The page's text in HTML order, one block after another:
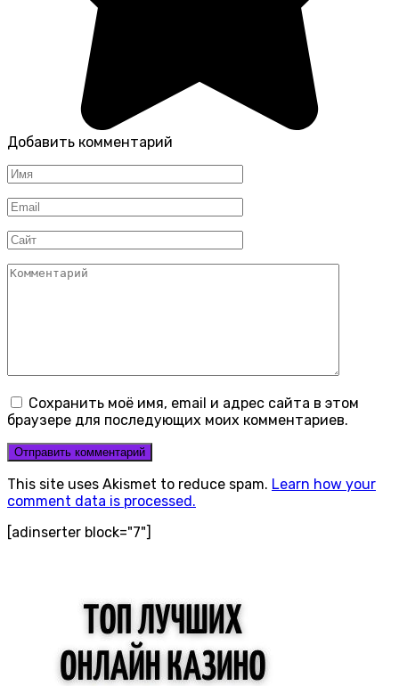
Добавить комментарий
Имя
*
Email
*
Сайт
Комментарий
Сохранить моё имя, email и адрес сайта в этом
браузере для последующих моих комментариев.
This site uses Akismet to reduce spam. Learn how your
comment data is processed.
[adinserter block="7"]